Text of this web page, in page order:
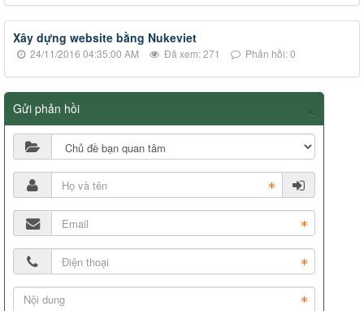
LIÊN HỆ
Xây dựng website bằng Nukeviet
24/11/2016 04:35:00 AM Đã xem: 271 Phản hồi: 0
×
Gửi phản hồi